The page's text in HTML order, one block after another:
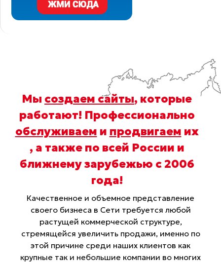
Мы создаем сайты, которые
работают! Профессионально
обслуживаем и продвигаем их
, а также по всей России и
ближнему зарубежью с 2006
года!
Качественное и объемное представление
своего бизнеса в Сети требуется любой
растущей коммерческой структуре,
стремящейся увеличить продажи, именно по
этой причине среди наших клиентов как
крупные так и небольшие компании во многих